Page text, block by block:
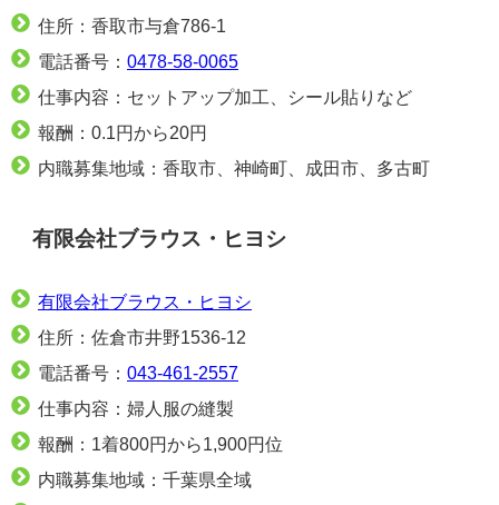
住所：香取市与倉786-1
電話番号： 0478-58-0065
仕事内容：セットアップ加工、シール貼りなど
報酬：0.1円から20円
内職募集地域：香取市、神崎町、成田市、多古町
有限会社ブラウス・ヒヨシ
有限会社ブラウス・ヒヨシ
住所：佐倉市井野1536-12
電話番号： 043-461-2557
仕事内容：婦人服の縫製
報酬：1着800円から1,900円位
内職募集地域：千葉県全域